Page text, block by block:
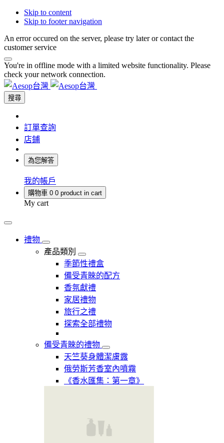
Skip to content
Skip to footer navigation
An error occured on the server, please try later or contact the
customer service
You're in offline mode with a limited website functionality. Please
check your network connection.
搜尋
訂單查詢
店鋪
為您解答
我的帳戶
購物車 0 0 product in cart
My cart
禮物
產品類別
季節性禮盒
備受青睞的配方
香氛獻禮
家居禮物
旅行之禮
探索全部禮物
備受青睞的禮物
天竺葵身體潔膚露
俄勞斯芳香室內噴霧
《香水匯集：第一章》​